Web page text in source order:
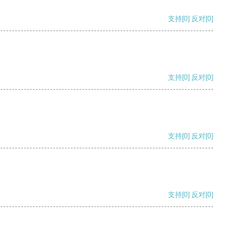
支持[0] 反对[0]
支持[0] 反对[0]
支持[0] 反对[0]
支持[0] 反对[0]